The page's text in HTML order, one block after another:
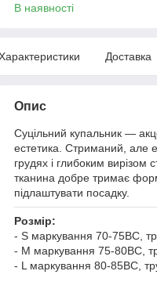
В наявності
Доставка
Опис
Суцільний купальник —
естетика. Стриманий, але
грудях і глибоким вирізом
тканина добре тримає
підлаштувати посадку.
Розмір:
- S маркування 70-75ВС,
- M маркування 75-80ВС,
- L маркування 80-85BC,